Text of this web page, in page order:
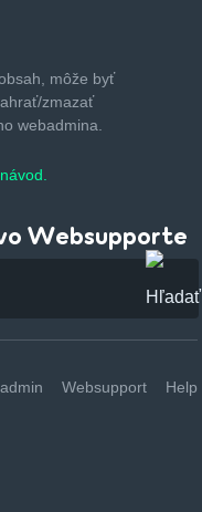
môže byť
zmazať
webadmina.
Websupporte
Websupport Help